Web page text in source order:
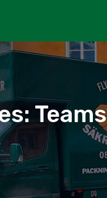
Teams